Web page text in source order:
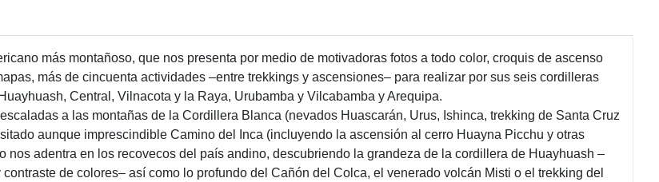
más montañoso, que nos presenta por medio de motivadoras fotos a todo color, croquis de ascenso
más de cincuenta actividades –entre trekkings y ascensiones– para realizar por sus seis cordilleras
Central, Vilnacota y la Raya, Urubamba y Vilcabamba y Arequipa.
a las montañas de la Cordillera Blanca (nevados Huascarán, Urus, Ishinca, trekking de Santa Cruz
aunque imprescindible Camino del Inca (incluyendo la ascensión al cerro Huayna Picchu y otras
nos adentra en los recovecos del país andino, descubriendo la grandeza de la cordillera de Huayhuash –
de colores– así como lo profundo del Cañón del Colca, el venerado volcán Misti o el trekking del